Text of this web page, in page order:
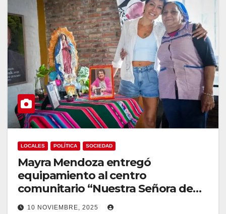
LOCALES POLÍTICA SOCIEDAD
Mayra Mendoza entregó
equipamiento al centro
comunitario “Nuestra Señora de
Guadalupe” en La Matera
10 NOVIEMBRE, 2025